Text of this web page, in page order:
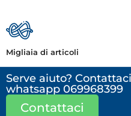
Migliaia di articoli
Serve aiuto?
whatsapp 069968399
Contattaci